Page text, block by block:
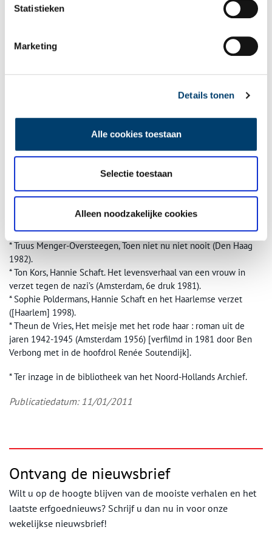
Statistieken
Marketing
Details tonen
Alle cookies toestaan
Selectie toestaan
Alleen noodzakelijke cookies
* Truus Menger-Oversteegen, Toen niet nu niet nooit (Den Haag
1982).
* Ton Kors, Hannie Schaft. Het levensverhaal van een vrouw in
verzet tegen de nazi’s (Amsterdam, 6e druk 1981).
* Sophie Poldermans, Hannie Schaft en het Haarlemse verzet
([Haarlem] 1998).
* Theun de Vries, Het meisje met het rode haar : roman uit de
jaren 1942-1945 (Amsterdam 1956) [verfilmd in 1981 door Ben
Verbong met in de hoofdrol Renée Soutendijk].
* Ter inzage in de bibliotheek van het Noord-Hollands Archief.
Publicatiedatum: 11/01/2011
Ontvang de nieuwsbrief
Wilt u op de hoogte blijven van de mooiste verhalen en het
laatste erfgoednieuws? Schrijf u dan nu in voor onze
wekelijkse nieuwsbrief!